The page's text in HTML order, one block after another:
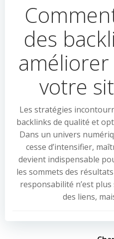
des
améliorer
votre
Les stratégies
backlinks de qualité et
Dans un univers
cesse d’intensifier,
devient indispensable
les sommets des
responsabilité n’est
des liens,